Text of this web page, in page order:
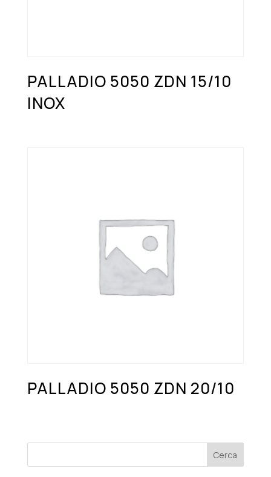
PALLADIO 5050 ZDN 15/10
INOX
PALLADIO 5050 ZDN 20/10
Cerca